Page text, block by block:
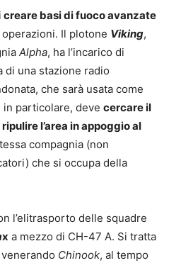
creare basi di fuoco avanzate
Il plotone Viking,
Alpha, ha l’incarico di
di una stazione radio
che sarà usata come
in particolare, deve cercare il
l’area in appoggio al
compagnia (non
che si occupa della
l’elitrasporto delle squadre
x a mezzo di CH-47 A. Si tratta
Chinook, al tempo